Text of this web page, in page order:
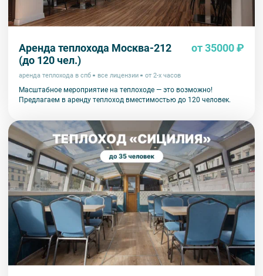
Аренда теплохода Москва-212
(до 120 чел.)
от 35000 ₽
аренда теплохода в спб все лицензии от 2-х часов
Масштабное мероприятие на теплоходе — это возможно!
Предлагаем в аренду теплоход вместимостью до 120 человек.